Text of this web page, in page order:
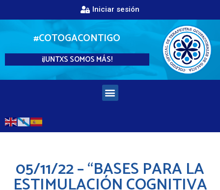
Iniciar sesión
#COTOGACONTIGO
¡JUNTXS SOMOS MÁS!
05/11/22 – “BASES PARA LA